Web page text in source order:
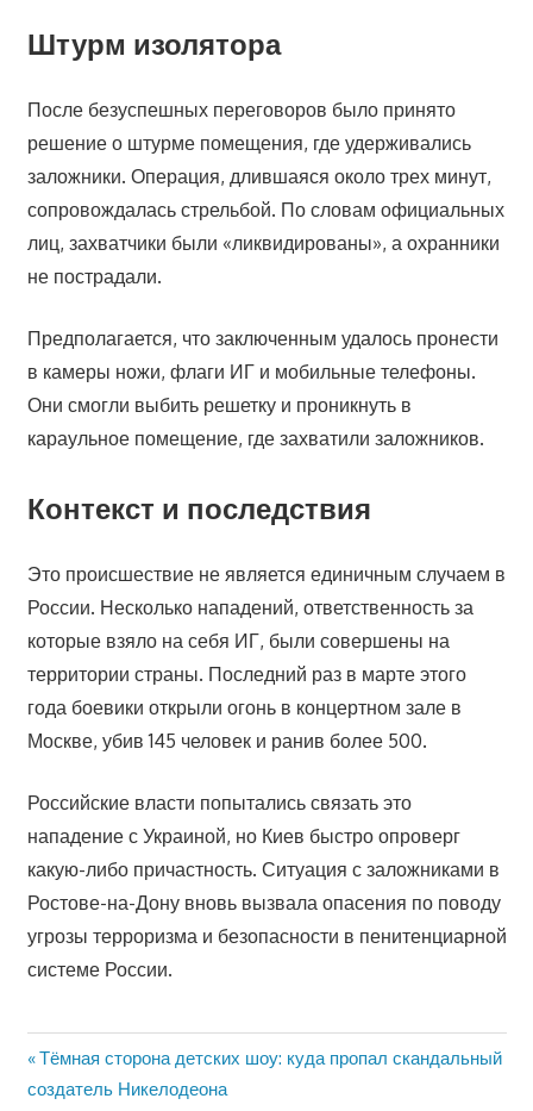
Штурм изолятора
После безуспешных переговоров было принято
решение о штурме помещения, где удерживались
заложники. Операция, длившаяся около трех минут,
сопровождалась стрельбой. По словам официальных
лиц, захватчики были «ликвидированы», а охранники
не пострадали.
Предполагается, что заключенным удалось пронести
в камеры ножи, флаги ИГ и мобильные телефоны.
Они смогли выбить решетку и проникнуть в
караульное помещение, где захватили заложников.
Контекст и последствия
Это происшествие не является единичным случаем в
России. Несколько нападений, ответственность за
которые взяло на себя ИГ, были совершены на
территории страны. Последний раз в марте этого
года боевики открыли огонь в концертном зале в
Москве, убив 145 человек и ранив более 500.
Российские власти попытались связать это
нападение с Украиной, но Киев быстро опроверг
какую-либо причастность. Ситуация с заложниками в
Ростове-на-Дону вновь вызвала опасения по поводу
угрозы терроризма и безопасности в пенитенциарной
системе России.
Навигация
Предыдущая
запись:
Тёмная сторона детских шоу: куда пропал скандальный
создатель Никелодеона